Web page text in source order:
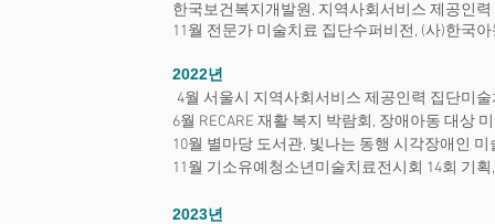
한국보건복지개발원, 지역사회서비스 제공인
11월 전문가 미술치료 집단수퍼비전, (사)한국
2022년
4월 서울시 지역사회서비스 제공인력 집단미
6월 RECARE 재활 복지 박람회, 장애아동 대상
10월 별마당 도서관, 빛나는 동행 시각장애인
11월 기소유예청소년미술치료전시회 14회 기
2023년